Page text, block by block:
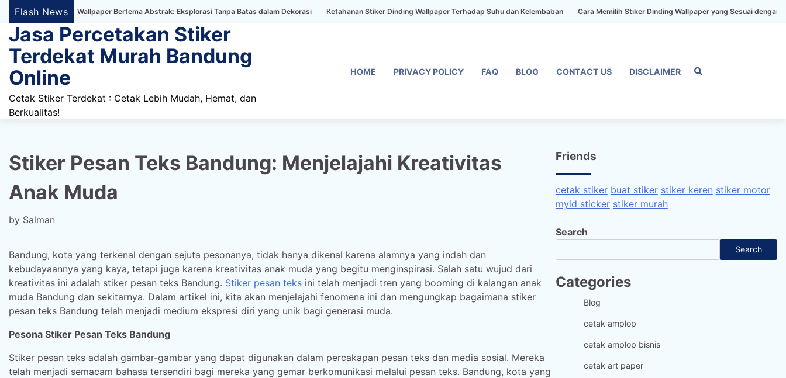
Skip
content
Flash News
Dinding Wallpaper Bertema Abstrak: Eksplorasi Tanpa Batas dalam Dekorasi Ketahanan Stiker Dinding Wallpaper Terhadap Suhu dan Kelembaban Cara Memilih Stiker Dinding Wallpaper yang Sesuai dengan Gaya
Jasa Percetakan Stiker
Terdekat Murah Bandung
Online
Cetak Stiker Terdekat : Cetak Lebih Mudah, Hemat, dan
Berkualitas!
HOME PRIVACY POLICY FAQ BLOG CONTACT US DISCLAIMER
Stiker Pesan Teks Bandung: Menjelajahi Kreativitas
Anak Muda
by Salman
Bandung, kota yang terkenal dengan sejuta pesonanya, tidak hanya dikenal karena alamnya yang indah dan
kebudayaannya yang kaya, tetapi juga karena kreativitas anak muda yang begitu menginspirasi. Salah satu wujud dari
kreativitas ini adalah stiker pesan teks Bandung. Stiker pesan teks ini telah menjadi tren yang booming di kalangan anak
muda Bandung dan sekitarnya. Dalam artikel ini, kita akan menjelajahi fenomena ini dan mengungkap bagaimana stiker
pesan teks Bandung telah menjadi medium ekspresi diri yang unik bagi generasi muda.
Pesona Stiker Pesan Teks Bandung
Stiker pesan teks adalah gambar-gambar yang dapat digunakan dalam percakapan pesan teks dan media sosial. Mereka
telah menjadi semacam bahasa tersendiri bagi mereka yang gemar berkomunikasi melalui pesan teks. Bandung, kota yang
Friends
cetak stiker buat stiker stiker keren stiker motor
myid sticker stiker murah
Search
Search
Categories
Blog
cetak amplop
cetak amplop bisnis
cetak art paper